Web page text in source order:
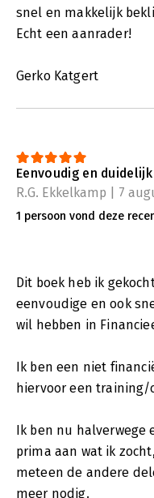
snel en makkelijk
Echt een aanrader!
Gerko Katgert
Eenvoudig en
R.G. Ekkelkamp | 7
1 persoon vond deze
Dit boek heb ik
eenvoudige en ook
wil hebben in
Ik ben een niet
hiervoor een training/
Ik ben nu
prima aan wat ik
meteen de andere
meer nodig.